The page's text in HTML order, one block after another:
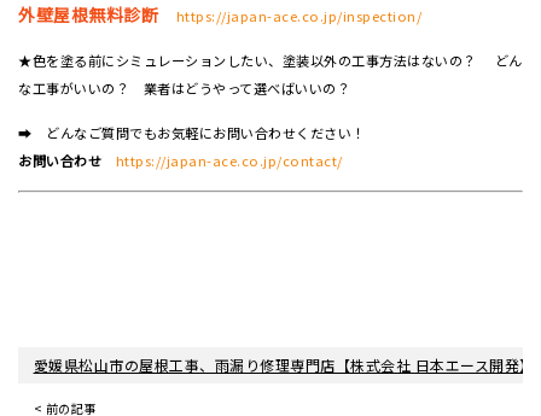
外壁屋根無料診断 https://japan-ace.co.jp/inspection/
★色を塗る前にシミュレーションしたい、塗装以外の工事方法はないの？ どん
な工事がいいの？ 業者はどうやって選べばいいの？
➡ どんなご質問でもお気軽にお問い合わせください！
お問い合わせ
https://japan-ace.co.jp/contact/
愛媛県松山市の屋根工事、雨漏り修理専門店【株式会社 日本エース開発】
< 前の記事